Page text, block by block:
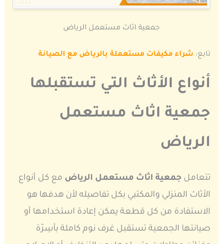
جمعية اثاث مستعمل الرياض
تابع: شراء مكيفات مستعملة بالرياض مع الصيانة
أنواع الأثاث التي تستقبلها
جمعية اثاث مستعمل
الرياض
تتعامل جمعية اثاث مستعمل الرياض مع كل أنواع
الأثاث المنزلي والمكتبي بكل تفاصيله لأن هدفها هو
الاستفادة من كل قطعة يمكن إعادة استخدامها أو
صيانتها الجمعية تستقبل غرف نوم كاملة بأسِرّة